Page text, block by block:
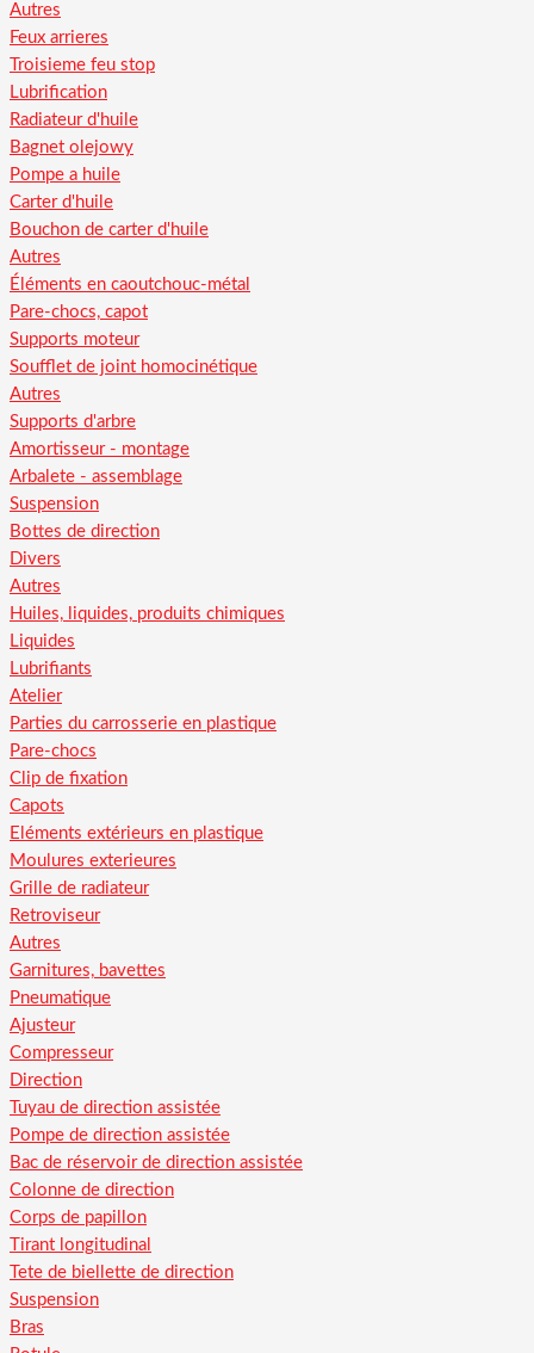
Autres
Feux arrieres
Troisieme feu stop
Lubrification
Radiateur d'huile
Bagnet olejowy
Pompe a huile
Carter d'huile
Bouchon de carter d'huile
Autres
Éléments en caoutchouc-métal
Pare-chocs, capot
Supports moteur
Soufflet de joint homocinétique
Autres
Supports d'arbre
Amortisseur - montage
Arbalete - assemblage
Suspension
Bottes de direction
Divers
Autres
Huiles, liquides, produits chimiques
Liquides
Lubrifiants
Atelier
Parties du carrosserie en plastique
Pare-chocs
Clip de fixation
Capots
Eléments extérieurs en plastique
Moulures exterieures
Grille de radiateur
Retroviseur
Autres
Garnitures, bavettes
Pneumatique
Ajusteur
Compresseur
Direction
Tuyau de direction assistée
Pompe de direction assistée
Bac de réservoir de direction assistée
Colonne de direction
Corps de papillon
Tirant longitudinal
Tete de biellette de direction
Suspension
Bras